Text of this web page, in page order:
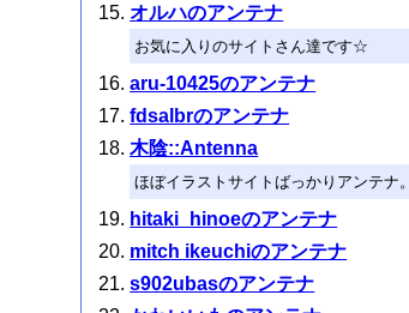
オルハのアンテナ
お気に入りのサイトさん達です☆
aru-10425のアンテナ
fdsalbrのアンテナ
木陰::Antenna
ほぼイラストサイトばっかりアンテナ。
hitaki_hinoeのアンテナ
mitch ikeuchiのアンテナ
s902ubasのアンテナ